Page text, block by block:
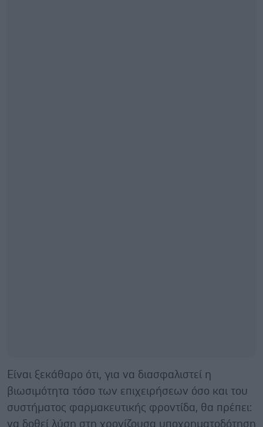
Είναι ξεκάθαρο ότι, για να διασφαλιστεί η
βιωσιμότητα τόσο των επιχειρήσεων όσο και του
συστήματος φαρμακευτικής φροντίδα, θα πρέπει:
να δοθεί λύση στη χρονίζουσα υποχρηματοδότηση